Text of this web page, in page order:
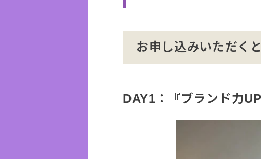
お申し込みいただく
DAY1：『ブランド力